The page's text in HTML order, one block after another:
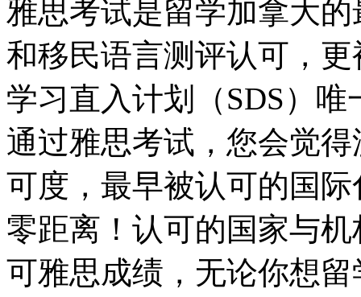
雅思考试是留学加拿大
和移民语言测评认可，
学习直入计划（SDS）
通过雅思考试，您会觉
可度，最早被认可的国
零距离！认可的国家与
可雅思成绩，无论你想